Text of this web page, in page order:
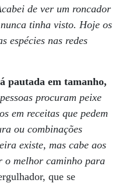
de ver um roncador
tinha visto. Hoje os
espécies nas redes
pautada em tamanho,
procuram peixe
em receitas que pedem
ou combinações
existe, mas cabe aos
o melhor caminho para
que se